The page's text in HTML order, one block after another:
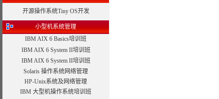
开源操作系统Tiny OS开发
小型机系统管理
IBM AIX 6 Basics培训班
IBM AIX 6 System II培训班
IBM AIX 6 System II培训班
Solaris 操作系统网络管理
HP-Unix系统及网络管理
IBM 大型机操作系统培训班